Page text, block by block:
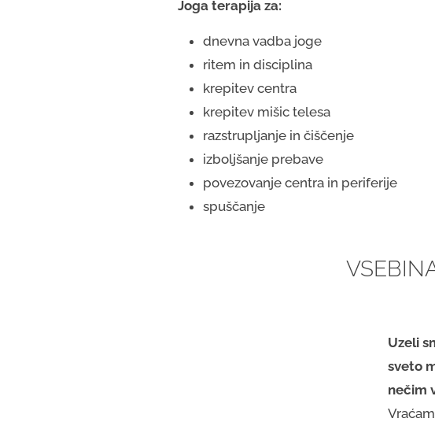
Joga terapija za:
dnevna vadba joge
ritem in disciplina
krepitev centra
krepitev mišic telesa
razstrupljanje in čiščenje
izboljšanje prebave
povezovanje centra in periferije
spuščanje
Uzeli
sveto
nečim